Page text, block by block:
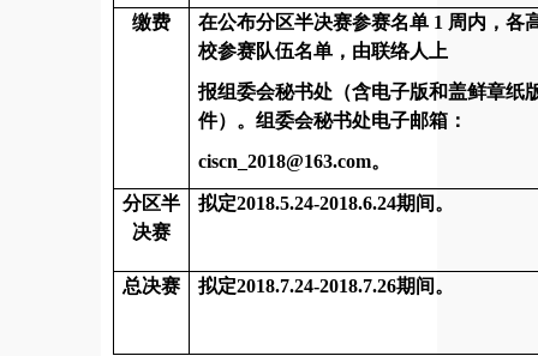
缴费 在公布分区半决赛参赛名单1 周内，各
校参赛队伍名单，由联络人上
报组委会秘书处（含电子版和盖鲜章纸
件）。组委会秘书处电子邮箱：
ciscn_2018@163.com。
分区半
决赛
拟定2018.5.24-2018.6.24期间。
总决赛 拟定2018.7.24-2018.7.26期间。